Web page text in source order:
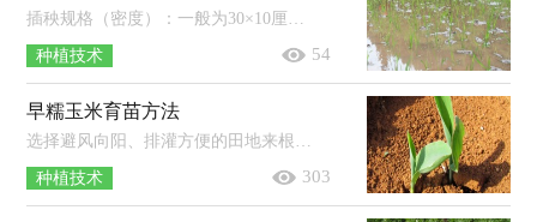
插秧规格（密度）：一般为30×10厘米（10-12厘米），每平方米可插秧25-33穴，每穴可插5-7株秧苗，基本苗数一般为125-200株/平方米。插秧尺寸（距离）：...
种植技术 54
早糯玉米育苗方法
选择避风向阳、排灌方便的田地来根据不同的育苗方式整地以及做苗床，然后在播种前晒种1-2天，并进行选种（去除病籽、虫籽、破籽等），再按...
种植技术 303